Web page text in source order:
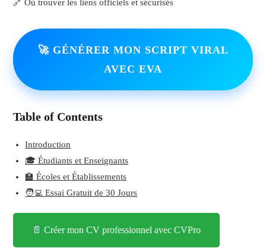
🔗 Où trouver les liens officiels et sécurisés
🚀 GÉNÉRER MON SCRIPT VIRAL
AVEC EVA
Table of Contents
Introduction
🎓 Étudiants et Enseignants
🏫 Écoles et Établissements
🧑‍💻 Essai Gratuit de 30 Jours
📄 Créer mon CV professionnel avec CVPro